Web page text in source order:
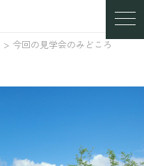
今回の見学会のみどころ